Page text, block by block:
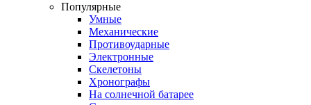
Популярные
Умные
Механические
Противоударные
Электронные
Скелетоны
Хронографы
На солнечной батарее